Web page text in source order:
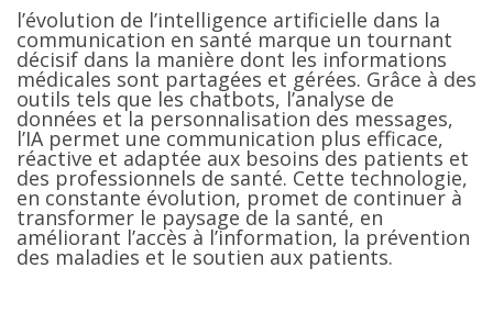
l’évolution de l’intelligence artificielle dans la
communication en santé marque un tournant
décisif dans la manière dont les informations
médicales sont partagées et gérées. Grâce à des
outils tels que les chatbots, l’analyse de
données et la personnalisation des messages,
l’IA permet une communication plus efficace,
réactive et adaptée aux besoins des patients et
des professionnels de santé. Cette technologie,
en constante évolution, promet de continuer à
transformer le paysage de la santé, en
améliorant l’accès à l’information, la prévention
des maladies et le soutien aux patients.